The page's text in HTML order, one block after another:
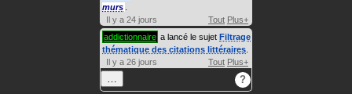
murs
Il y a 24 jours
Tout Plus+
addictionnaire a lancé le sujet Filtrage
thématique des citations littéraires
Il y a 26 jours
Tout Plus+
?